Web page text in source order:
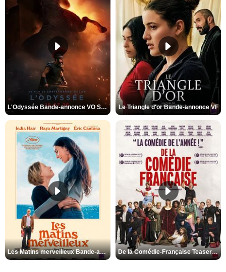
L'Odyssée Bande-annonce VO STFR Le Triangle d'or Bande-annonce VF
Les Matins merveilleux Bande-annonce VF De la Comédie-Française Teaser VF